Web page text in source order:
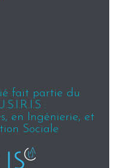
fait partie du
:
en Ingénierie, et
Sociale